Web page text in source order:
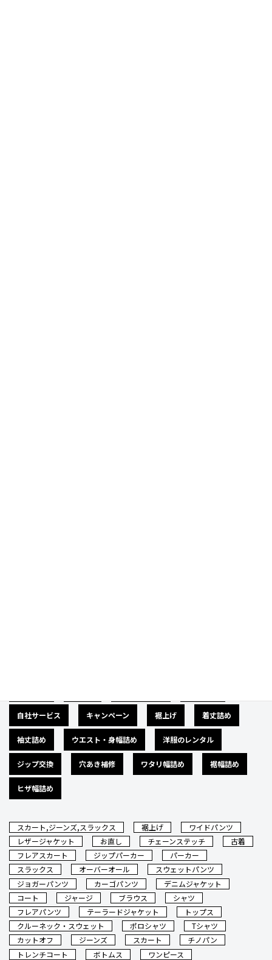
自社サービス キャンペーン 裾上げ 着丈詰め
袖丈詰め ウエスト・身幅詰め 洋服のレンタル
ジップ交換 穴あき補修 ワタリ幅詰め 裾幅詰め
ヒザ幅詰め
スカート,ジーンズ,スラックス 裾上げ
ワイドパンツ
レザージャケット
お直し チェーンステッチ
古着
フレアスカート
ジップパーカー
パーカー
スラックス
オーバーオール
スウェットパンツ
ジョガーパンツ
カーゴパンツ
デニムジャケット
コート
ジャージ ブラウス
シャツ
フレアパンツ
テーラードジャケット
トップス
クルーネック・スウェット
ポロシャツ
Tシャツ
カットオフ
ジーンズ スカート
チノパン
トレンチコート
ボトムス ワンピース